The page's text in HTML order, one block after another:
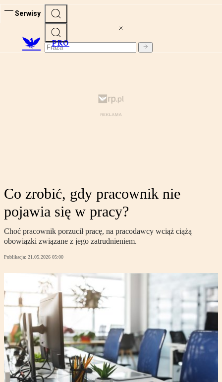
Serwisy
PRO
Co zrobić, gdy pracownik nie
pojawia się w pracy?
Choć pracownik porzucił pracę, na pracodawcy wciąż ciążą
obowiązki związane z jego zatrudnieniem.
Publikacja: 21.05.2026 05:00